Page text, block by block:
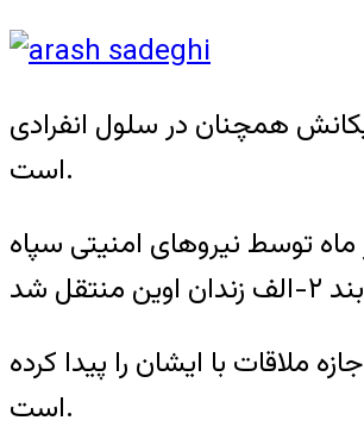
می‌شود و به گفته نزدیکانش همچنان در سلول انفرادی
است.
خبری مجموعه فعالان حقوق بشر در ایران، آرش صادقی در تاریخ ۱۵ شهریور ماه توسط نیروهای امنیتی سپاه
ملاقات با ایشان را پیدا کرده
است.